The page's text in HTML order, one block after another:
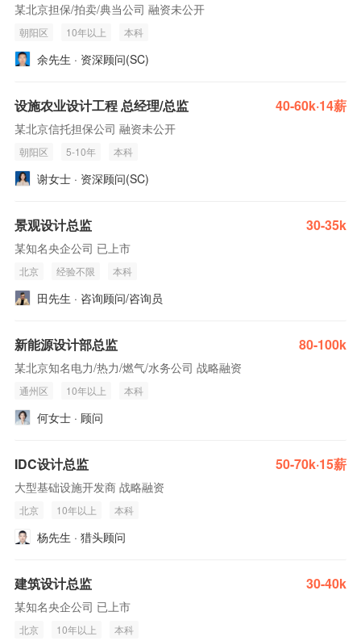
某北京担保/拍卖/典当公司 融资未公开
朝阳区 10年以上 本科
余先生 · 资深顾问(SC)
设施农业设计工程 总经理/总监 40-60k·14薪
某北京信托担保公司 融资未公开
朝阳区 5-10年 本科
谢女士 · 资深顾问(SC)
景观设计总监 30-35k
某知名央企公司 已上市
北京 经验不限 本科
田先生 · 咨询顾问/咨询员
新能源设计部总监 80-100k
某北京知名电力/热力/燃气/水务公司 战略融资
通州区 10年以上 本科
何女士 · 顾问
IDC设计总监 50-70k·15薪
大型基础设施开发商 战略融资
北京 10年以上 本科
杨先生 · 猎头顾问
建筑设计总监 30-40k
某知名央企公司 已上市
北京 10年以上 本科